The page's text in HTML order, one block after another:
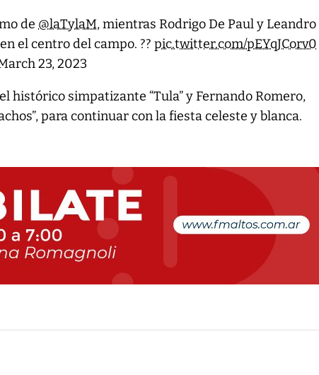
de @laTylaM, mientras Rodrigo De Paul y Leandro
el centro del campo. ??pic.twitter.com/pEYqJCorv0
23, 2023
histórico simpatizante “Tula” y Fernando Romero,
para continuar con la fiesta celeste y blanca.